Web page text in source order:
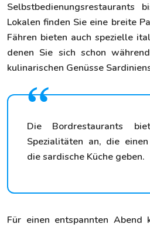
Lokalen finden Sie eine breite
Fähren bieten auch spezielle
denen Sie sich schon
kulinarischen Genüsse
Die Bordrestaurants
Spezialitäten an, die
die sardische Küche geben.
Für einen entspannten Abend